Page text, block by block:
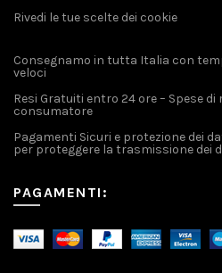
Rivedi le tue scelte dei cookie
Consegnamo in tutta Italia con
veloci
Resi Gratuiti entro 24 ore – Spese di
consumatore
Pagamenti Sicuri e protezione dei
per proteggere la trasmissione dei
PAGAMENTI: